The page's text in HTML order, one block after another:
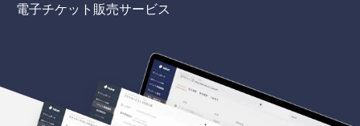
電子チケット販売サービス